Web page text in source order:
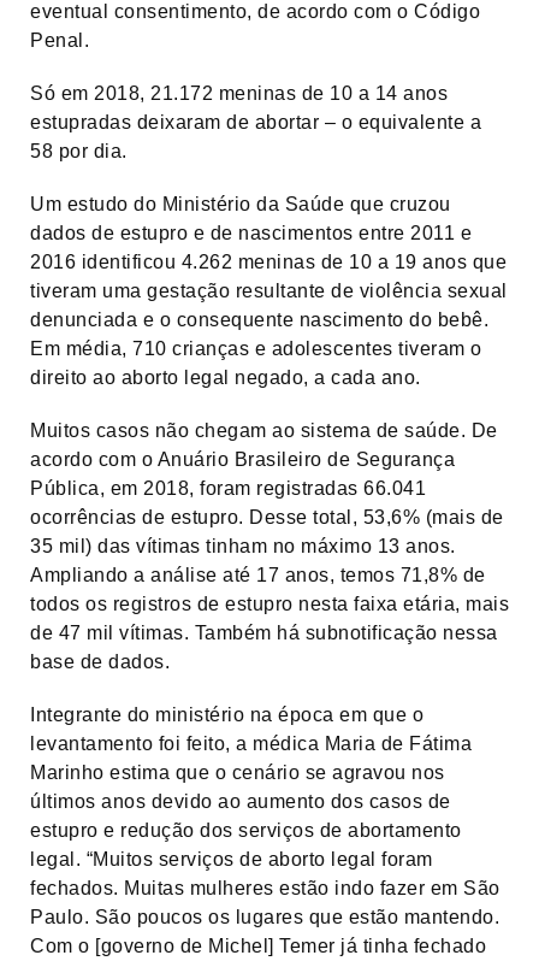
eventual consentimento, de acordo com o Código
Penal.
Só em 2018, 21.172 meninas de 10 a 14 anos
estupradas deixaram de abortar – o equivalente a
58 por dia.
Um estudo do Ministério da Saúde que cruzou
dados de estupro e de nascimentos entre 2011 e
2016 identificou 4.262 meninas de 10 a 19 anos que
tiveram uma gestação resultante de violência sexual
denunciada e o consequente nascimento do bebê.
Em média, 710 crianças e adolescentes tiveram o
direito ao aborto legal negado, a cada ano.
Muitos casos não chegam ao sistema de saúde. De
acordo com o Anuário Brasileiro de Segurança
Pública, em 2018, foram registradas 66.041
ocorrências de estupro. Desse total, 53,6% (mais de
35 mil) das vítimas tinham no máximo 13 anos.
Ampliando a análise até 17 anos, temos 71,8% de
todos os registros de estupro nesta faixa etária, mais
de 47 mil vítimas. Também há subnotificação nessa
base de dados.
Integrante do ministério na época em que o
levantamento foi feito, a médica Maria de Fátima
Marinho estima que o cenário se agravou nos
últimos anos devido ao aumento dos casos de
estupro e redução dos serviços de abortamento
legal. “Muitos serviços de aborto legal foram
fechados. Muitas mulheres estão indo fazer em São
Paulo. São poucos os lugares que estão mantendo.
Com o [governo de Michel] Temer já tinha fechado